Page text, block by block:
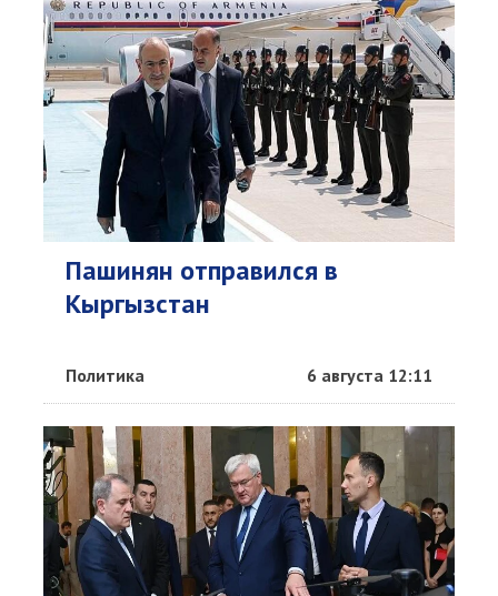
Пашинян отправился в
Кыргызстан
Политика 6 августа 12:11